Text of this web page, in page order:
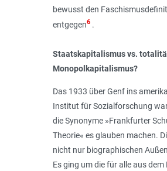
bewusst den
entgegen6.
Staatskapitalismus vs.
Monopolkapitalismus?
Das 1933 über Genf ins
Institut für Sozialforschung
die Synonyme »Frankfurter
Theorie« es glauben machen.
nicht nur biographischen
Es ging um die für alle aus